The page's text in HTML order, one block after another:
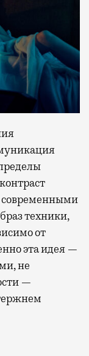
современными
техники,
от
эта идея —
не
—